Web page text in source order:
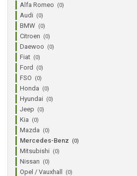
Alfa Romeo (0)
Audi (0)
BMW (0)
Citroen (0)
Daewoo (0)
Fiat (0)
Ford (0)
FSO (0)
Honda (0)
Hyundai (0)
Jeep (0)
Kia (0)
Mazda (0)
Mercedes-Benz (0)
Mitsubishi (0)
Nissan (0)
Opel / Vauxhall (0)